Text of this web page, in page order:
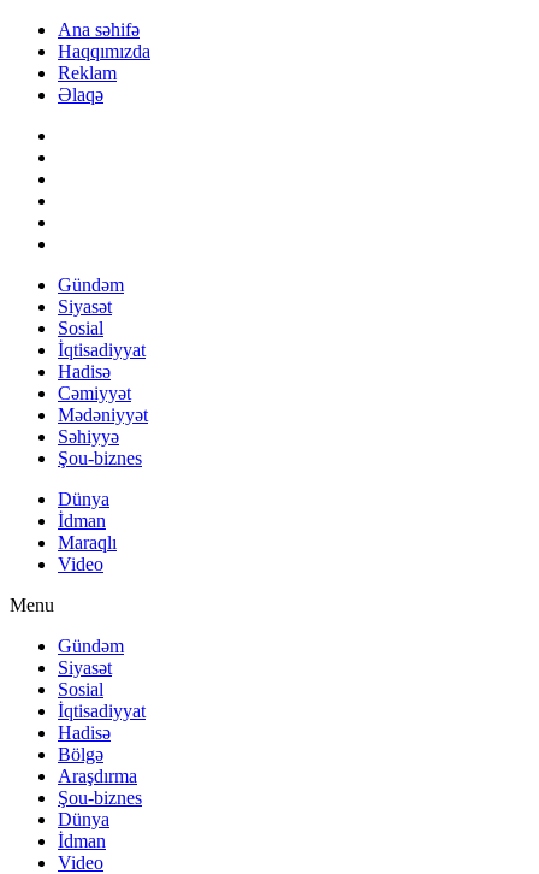
Ana səhifə
Haqqımızda
Reklam
Əlaqə
Gündəm
Siyasət
Sosial
İqtisadiyyat
Hadisə
Cəmiyyət
Mədəniyyət
Səhiyyə
Şou-biznes
Dünya
İdman
Maraqlı
Video
Menu
Gündəm
Siyasət
Sosial
İqtisadiyyat
Hadisə
Bölgə
Araşdırma
Şou-biznes
Dünya
İdman
Video